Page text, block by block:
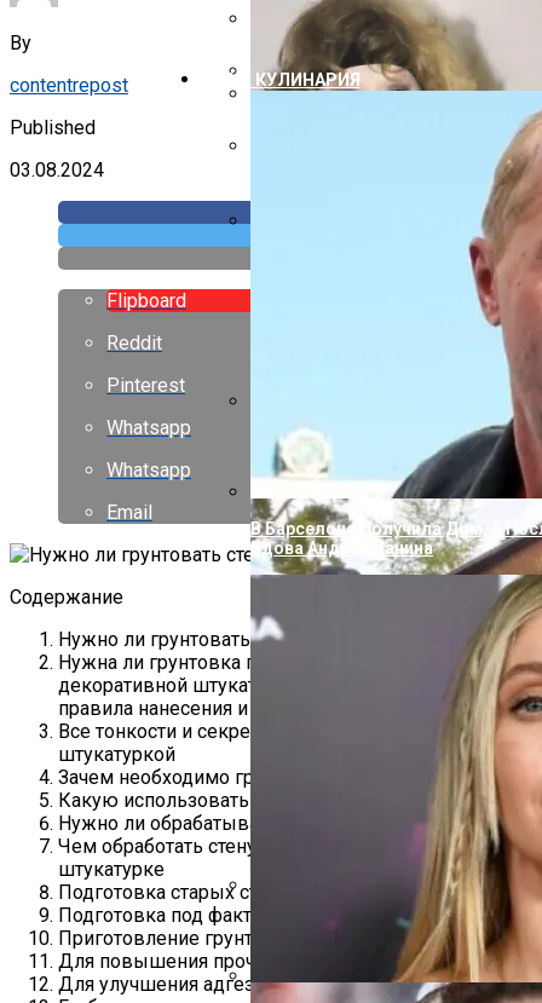
Дизайн Маленьких Гардеробных
Как Правильно Крыть Крышу
Как Правильно Покрыть Крышу
Утепление Крыши Мансарды
С Годами Стали Еще Лучше, Чем
Расцвели
«Не Влюбиться Было
Романе С Порошиной
ЕДА И КУЛИНАРИЯ
В Барселоне Получила Дом, А
Вдова Андрея Панина
By
contentrepost
Published
03.08.2024
Flipboard
Reddit
Pinterest
Whatsapp
Whatsapp
Email
Содержание
Нужно ли грунтовать стены перед штукатуркой
Нужна ли грунтовка перед фактурной или
декоративной штукатуркой: какую выбрать,
правила нанесения и последовательность работ
Все тонкости и секреты грунтовки стен перед
штукатуркой
Зачем необходимо грунтование перед штукатуркой
Какую использовать грунтовку
Нужно ли обрабатывать на гипсовой стене
Чем обработать стену из ДСП и как подготовить к
штукатурке
Подготовка старых стен из бетона
Подготовка под фактурную покраску
Приготовление грунтовки своими руками
Для повышения прочности
Для улучшения адгезии